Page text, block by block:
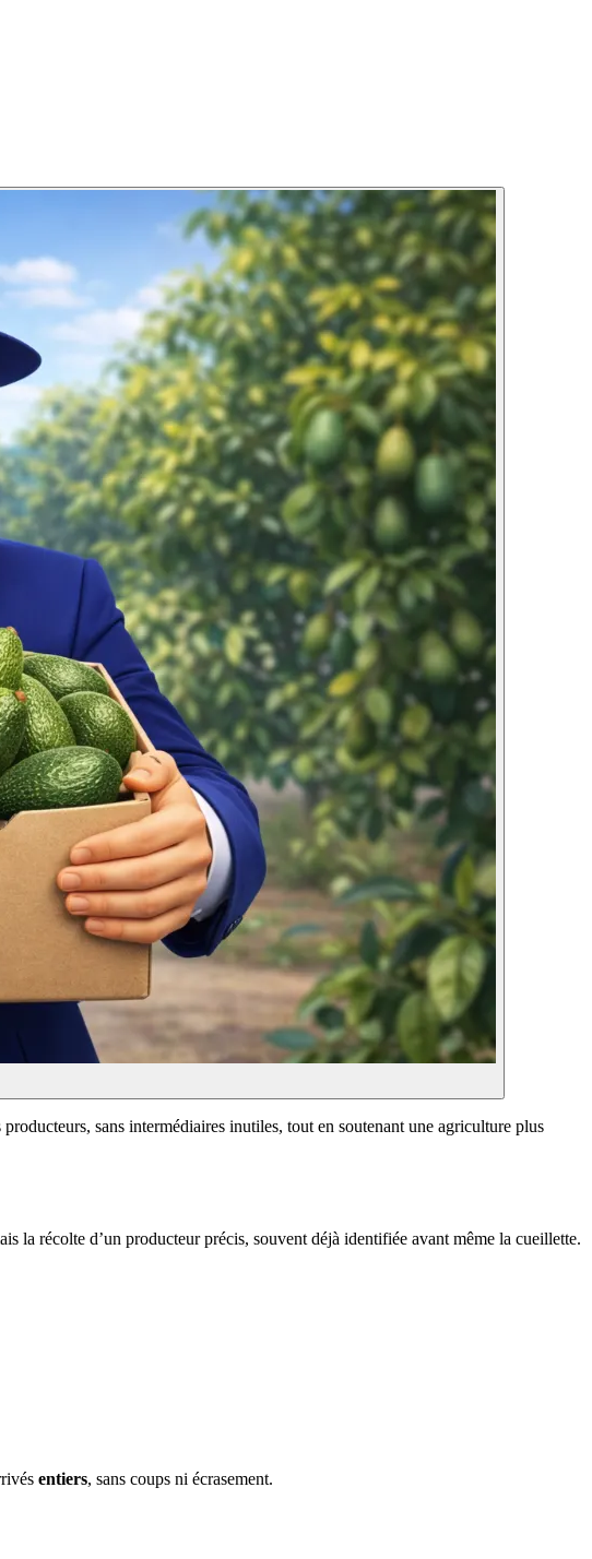
sans intermédiaires inutiles, tout en soutenant une agriculture plus
la récolte d’un producteur précis, souvent déjà identifiée avant même la cueillette.
entiers, sans coups ni écrasement.